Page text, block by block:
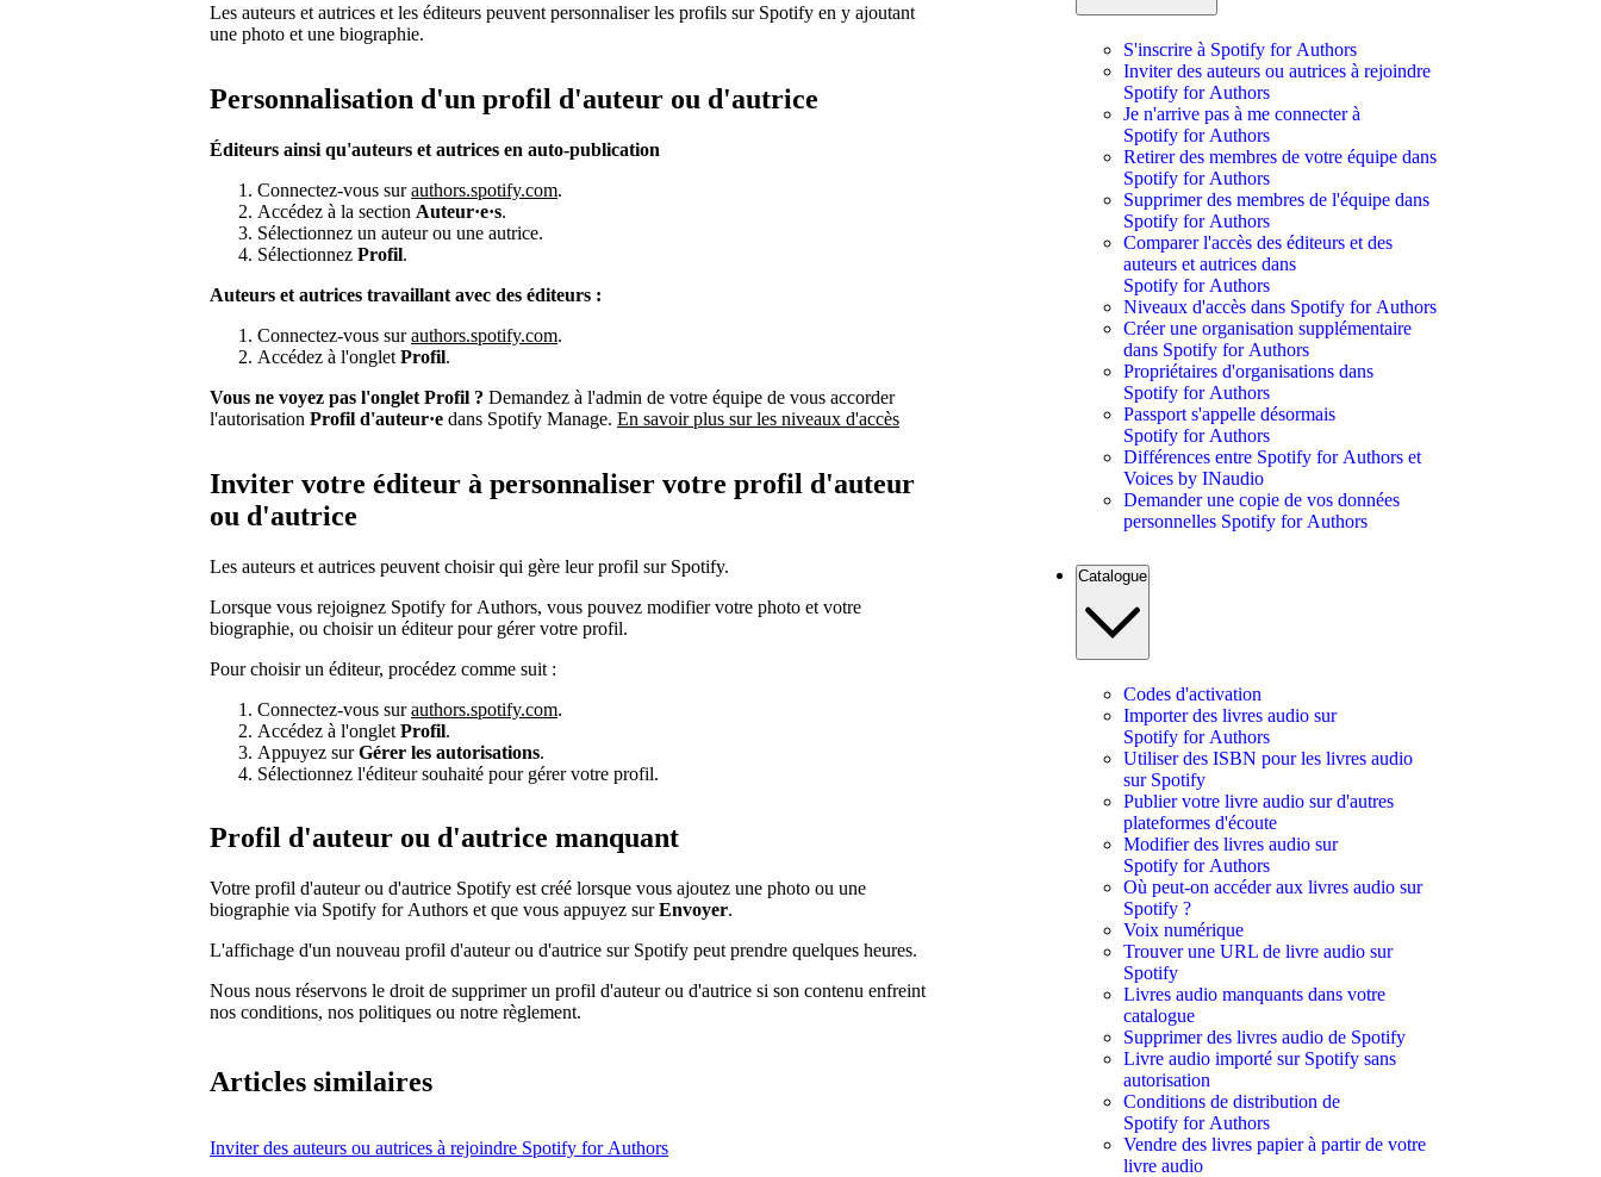
Les auteurs et autrices et les éditeurs peuvent personnaliser les profils sur Spotify en y ajoutant
une photo et une biographie.
Personnalisation d'un profil d'auteur ou d'autrice
Éditeurs ainsi qu'auteurs et autrices en auto-publication
Connectez-vous surauthors.spotify.com.
Accédez à la section Auteur·e·s.
Sélectionnez un auteur ou une autrice.
Sélectionnez Profil.
Auteurs et autrices travaillant avec des éditeurs :
Connectez-vous surauthors.spotify.com.
Accédez à l'onglet Profil.
Vous ne voyez pas l'onglet Profil ? Demandez à l'admin de votre équipe de vous accorder
l'autorisation Profil d'auteur·e dans Spotify Manage. En savoir plus sur les niveaux d'accès
Inviter votre éditeur à personnaliser votre profil d'auteur
ou d'autrice
Les auteurs et autrices peuvent choisir qui gère leur profil sur Spotify.
Lorsque vous rejoignez Spotify for Authors, vous pouvez modifier votre photo et votre
biographie, ou choisir un éditeur pour gérer votre profil.
Pour choisir un éditeur, procédez comme suit :
Connectez-vous surauthors.spotify.com.
Accédez à l'onglet Profil.
Appuyez surGérer les autorisations.
Sélectionnez l'éditeur souhaité pour gérer votre profil.
Profil d'auteur ou d'autrice manquant
Votre profil d'auteur ou d'autrice Spotify est créé lorsque vous ajoutez une photo ou une
biographie via Spotify for Authors et que vous appuyez surEnvoyer.
L'affichage d'un nouveau profil d'auteur ou d'autrice sur Spotify peut prendre quelques heures.
Nous nous réservons le droit de supprimer un profil d'auteur ou d'autrice si son contenu enfreint
nos conditions, nos politiques ou notre règlement.
Articles similaires
Inviter des auteurs ou autrices à rejoindre Spotify for Authors
S'inscrire à Spotify for Authors
Inviter des auteurs ou autrices à rejoindre
Spotify for Authors
Je n'arrive pas à me connecter à
Spotify for Authors
Retirer des membres de votre équipe dans
Spotify for Authors
Supprimer des membres de l'équipe dans
Spotify for Authors
Comparer l'accès des éditeurs et des
auteurs et autrices dans
Spotify for Authors
Niveaux d'accès dans Spotify for Authors
Créer une organisation supplémentaire
dans Spotify for Authors
Propriétaires d'organisations dans
Spotify for Authors
Passport s'appelle désormais
Spotify for Authors
Différences entre Spotify for Authors et
Voices by INaudio
Demander une copie de vos données
personnelles Spotify for Authors
Catalogue
Codes d'activation
Importer des livres audio sur
Spotify for Authors
Utiliser des ISBN pour les livres audio
sur Spotify
Publier votre livre audio sur d'autres
plateformes d'écoute
Modifier des livres audio sur
Spotify for Authors
Où peut-on accéder aux livres audio sur
Spotify ?
Voix numérique
Trouver une URL de livre audio sur
Spotify
Livres audio manquants dans votre
catalogue
Supprimer des livres audio de Spotify
Livre audio importé sur Spotify sans
autorisation
Conditions de distribution de
Spotify for Authors
Vendre des livres papier à partir de votre
livre audio